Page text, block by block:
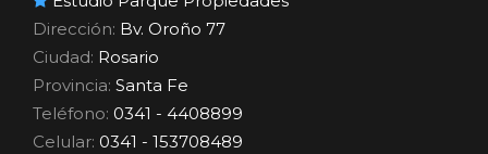
Dirección: Bv. Oroño 77
Ciudad: Rosario
Provincia: Santa Fe
Teléfono: 0341 - 4408899
Celular: 0341 - 153708489